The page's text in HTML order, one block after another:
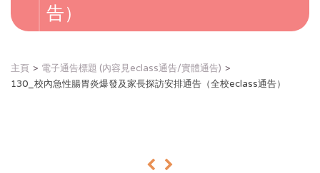
i
告）
主頁
電子通告標題 (內容見eclass通告/實體通告)
130_校內急性腸胃炎爆發及家長探訪安排通告（全校eclass通告）
« »